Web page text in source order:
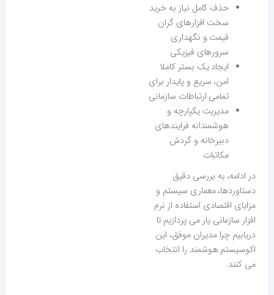
حذف کامل نیاز به خرید
سخت افزارهای گران
قیمت و نگهداری
سرورهای فیزیکی
ایجاد یک بستر کاملا
امن، سریع و پایدار برای
تمامی ارتباطات سازمانی
مدیریت یکپارچه و
هوشمندانه فرایندهای
دبیرخانه و گردش
مکاتبات
در ادامه، به بررسی دقیق
دستاوردها، معماری سیستم و
مزایای اقتصادی استفاده از نرم
افزار سازمانی یار می پردازیم تا
دریابیم چرا مدیران موفق، این
اکوسیستم هوشمند را انتخاب
می کنند.